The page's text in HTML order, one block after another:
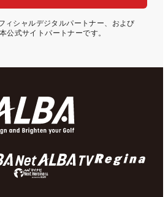
ィシャルデジタルパートナー、および
公式サイトパートナーです。